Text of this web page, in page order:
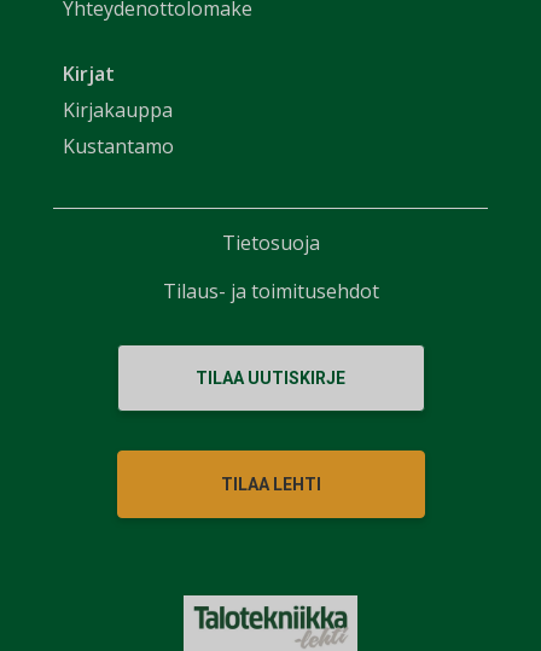
Yhteydenottolomake
Kirjat
Kirjakauppa
Kustantamo
TILAA UUTISKIRJE
TILAA LEHTI
Tietosuoja
Tilaus- ja toimitusehdot